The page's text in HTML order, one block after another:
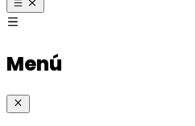
Menú